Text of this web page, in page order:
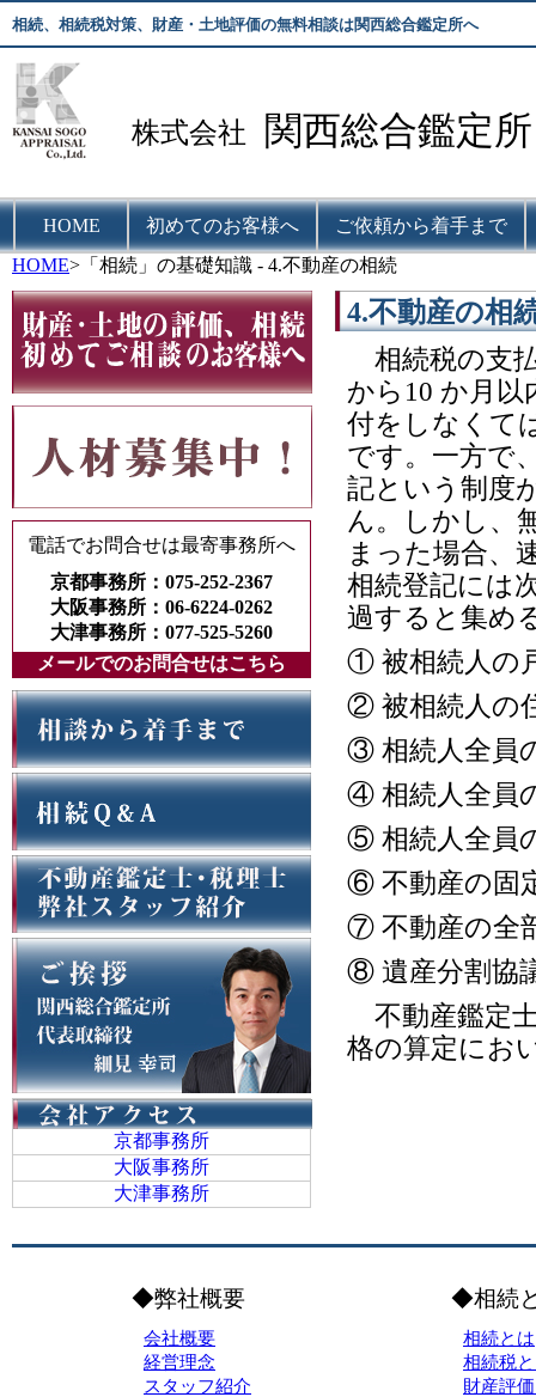
相続、相続税対策、財産・土地評価の無料相談は関西総合鑑定所へ
株式会社 関西総合鑑定所
HOME 初めてのお客様へ
ご依頼から着手まで
HOME>「相続」の基礎知識 - 4.不動産の相続
電話でお問合せは最寄事務所へ
京都事務所：075-252-2367
大阪事務所：06-6224-0262
大津事務所：077-525-5260
メールでのお問合せはこちら
京都事務所
大阪事務所
大津事務所
4.不動産の相
相続税の支
から10 か月以
付をしなくて
です。一方で
記という制度
ん。しかし、
まった場合、
相続登記には
過すると集め
① 被相続人の
② 被相続人の
③ 相続人全員
④ 相続人全員
⑤ 相続人全員
⑥ 不動産の固
⑦ 不動産の全
⑧ 遺産分割協
不動産鑑定
格の算定にお
◆弊社概要
会社概要
経営理念
スタッフ紹介
◆相続
相続とは
相続税
財産評